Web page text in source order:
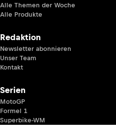
Alle Themen der Woche
Alle Produkte
Redaktion
Newsletter abonnieren
Unser Team
Kontakt
Serien
MotoGP
Formel 1
Superbike-WM